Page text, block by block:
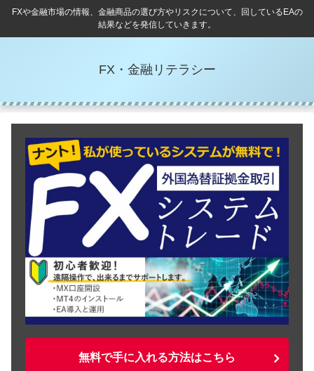
FXや金融市場の情報、金融商品の選び方やリスクについて、回しているEAの
結果などを発信していきます。
FX・金融リテラシー
無料で手に入れる方法はこちら